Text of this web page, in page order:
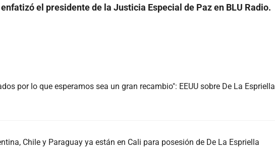
el presidente de la Justicia Especial de Paz en BLU Radio.
por lo que esperamos sea un gran recambio": EEUU sobre De La Espriella
Chile y Paraguay ya están en Cali para posesión de De La Espriella